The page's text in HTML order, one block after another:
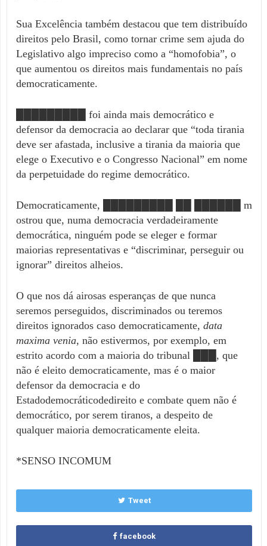
Sua Excelência também destacou que tem distribuído
direitos pelo Brasil, como tornar crime sem ajuda do
Legislativo algo impreciso como a “homofobia”, o
que aumentou os direitos mais fundamentais no país
democraticamente.
█████████ foi ainda mais democrático e
defensor da democracia ao declarar que “toda tirania
deve ser afastada, inclusive a tirania da maioria que
elege o Executivo e o Congresso Nacional” em nome
da perpetuidade do regime democrático.
Democraticamente, █████████ ██ ██████ m
ostrou que, numa democracia verdadeiramente
democrática, ninguém pode se eleger e formar
maiorias representativas e “discriminar, perseguir ou
ignorar” direitos alheios.
O que nos dá airosas esperanças de que nunca
seremos perseguidos, discriminados ou teremos
direitos ignorados caso democraticamente, data
maxima venia, não estivermos, por exemplo, em
estrito acordo com a maioria do tribunal ███, que
não é eleito democraticamente, mas é o maior
defensor da democracia e do
Estadodemocráticodedireito e combate quem não é
democrático, por serem tiranos, a despeito de
qualquer maioria democraticamente eleita.
*SENSO INCOMUM
Tweet
facebook